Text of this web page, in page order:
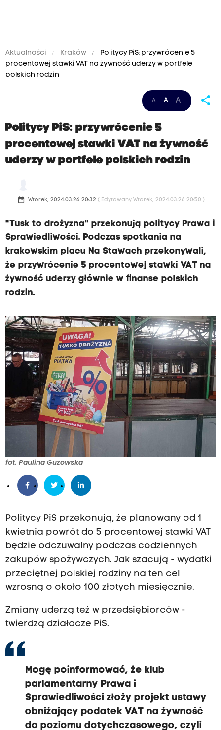
Aktualności Kraków
Politycy PiS: przywrócenie 5
procentowej stawki VAT na żywność uderzy w portfele
polskich rodzin
A A A share
Politycy PiS: przywrócenie 5
procentowej stawki VAT na żywność
uderzy w portfele polskich rodzin
date_range Wtorek, 2024.03.26 20:32 ( Edytowany Wtorek, 2024.03.26 20:50 )
"Tusk to drożyzna" przekonują politycy Prawa i
Sprawiedliwości. Podczas spotkania na
krakowskim placu Na Stawach przekonywali,
że przywrócenie 5 procentowej stawki VAT na
żywność uderzy głównie w finanse polskich
rodzin.
fot. Paulina Guzowska
Politycy PiS przekonują, że planowany od 1
kwietnia powrót do 5 procentowej stawki VAT
będzie odczuwalny podczas codziennych
zakupów spożywczych. Jak szacują - wydatki
przeciętnej polskiej rodziny na ten cel
wzrosną o około 100 złotych miesięcznie.
Zmiany uderzą też w przedsiębiorców -
twierdzą działacze PiS.
Mogę poinformować, że klub
parlamentarny Prawa i
Sprawiedliwości złoży projekt ustawy
obniżający podatek VAT na żywność
do poziomu dotychczasowego, czyli